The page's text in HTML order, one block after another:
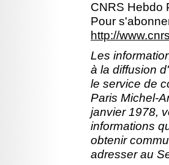
CNRS Hebdo
Pour
http://
Les
à la diffusion
le service de
Paris Michel-
janvier 1978,
informations
obtenir
adresser au